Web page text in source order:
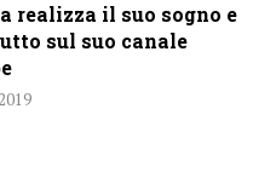
realizza il suo sogno e
sul suo canale